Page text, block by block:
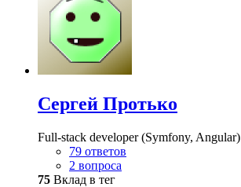
Сергей Протько
Full-stack developer (Symfony, Angular)
79 ответов
2 вопроса
75 Вклад в тег